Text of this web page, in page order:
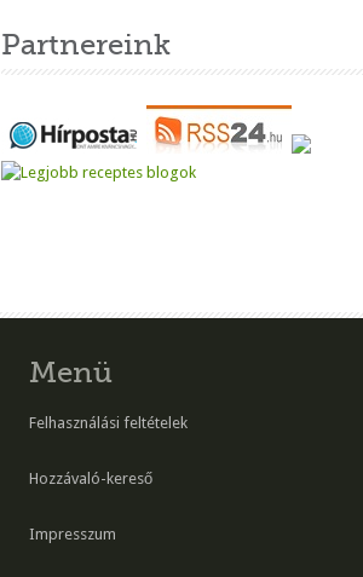
Partnereink
Menü
Felhasználási feltételek
Hozzávaló-kereső
Impresszum